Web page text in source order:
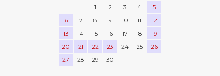
1
2 3 4
5
6
7 8 9 10 11
12
13
14 15 16 17 18
19
20
21 22 23 24 25
26
27
28 29 30